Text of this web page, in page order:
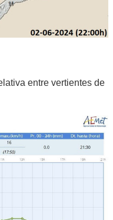
entre vertientes de